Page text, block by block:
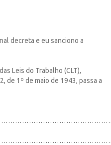
decreta e eu sanciono a
Leis do Trabalho (CLT),
de 1º de maio de 1943, passa a